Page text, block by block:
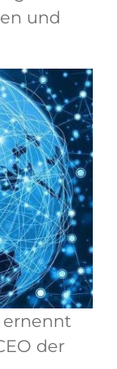
und
ernennt
der